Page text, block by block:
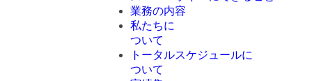
業務の内容
私たちに
ついて
トータルスケジュールに
ついて